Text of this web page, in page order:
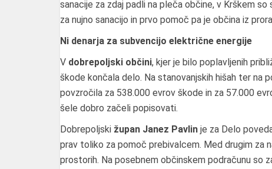
sanacije za zdaj padli na pleča občine, v Krškem
za nujno sanacijo in prvo pomoč pa je občina iz
Ni denarja za subvencijo električne energije
V dobrepoljski občini, kjer je bilo poplavljenih
škode končala delo. Na stanovanjskih hišah ter na
povzročila za 538.000 evrov škode in za 57.000
šele dobro začeli popisovati.
Dobrepoljski župan Janez Pavlin je za Delo
prav toliko za pomoč prebivalcem. Med drugim za
prostorih. Na posebnem občinskem podračunu so